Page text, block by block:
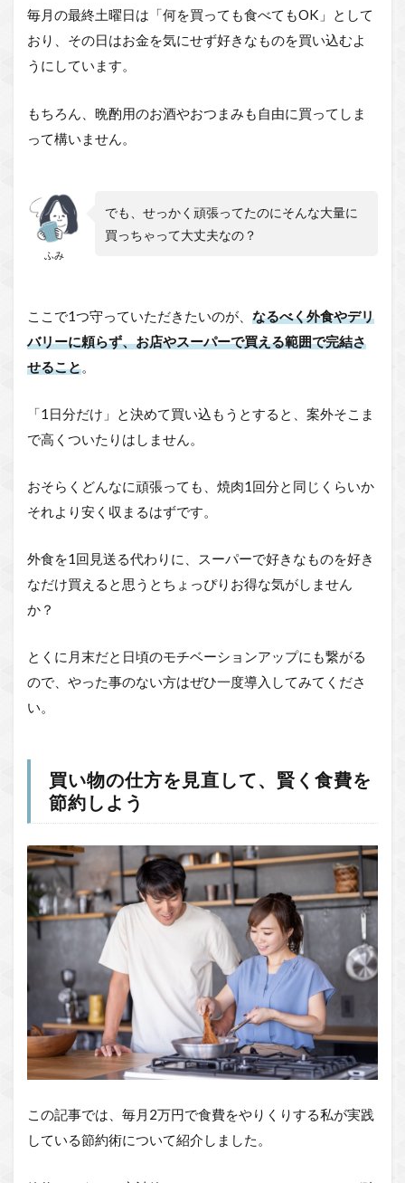
毎月の最終土曜日は「何を買っても食べてもOK」として
おり、その日はお金を気にせず好きなものを買い込むよ
うにしています。
もちろん、晩酌用のお酒やおつまみも自由に買ってしま
って構いません。
ふみ
でも、せっかく頑張ってたのにそんな大量に
買っちゃって大丈夫なの？
ここで1つ守っていただきたいのが、 なるべく外食やデリ
バリーに頼らず、お店やスーパーで買える範囲で完結さ
せること
「1日分だけ」と決めて買い込もうとすると、案外そこま
で高くついたりはしません。
おそらくどんなに頑張っても、焼肉1回分と同じくらいか
それより安く収まるはずです。
外食を1回見送る代わりに、スーパーで好きなものを好き
なだけ買えると思うとちょっぴりお得な気がしません
か？
とくに月末だと日頃のモチベーションアップにも繋がる
ので、やった事のない方はぜひ一度導入してみてくださ
い。
買い物の仕方を見直して、賢く食費を
節約しよう
この記事では、毎月2万円で食費をやりくりする私が実践
している節約術について紹介しました。